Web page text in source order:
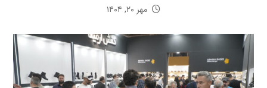
مهر ۲۰, ۱۴۰۴